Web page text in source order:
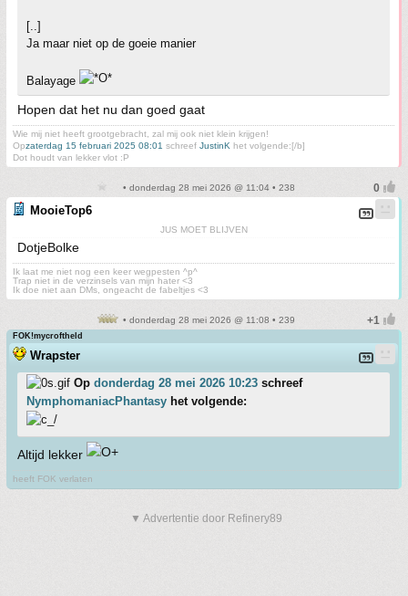
[..]
Ja maar niet op de goeie manier
Balayage
Hopen dat het nu dan goed gaat
Wie mij niet heeft grootgebracht, zal mij ook niet klein krijgen!
Opzaterdag 15 februari 2025 08:01 schreef JustinK het volgende:[/b]
Dot houdt van lekker vlot :P
• donderdag 28 mei 2026 @ 11:04 • 238
MooieTop6
JUS MOET BLIJVEN
DotjeBolke
Ik laat me niet nog een keer wegpesten ^p^
Trap niet in de verzinsels van mijn hater <3
Ik doe niet aan DMs, ongeacht de fabeltjes <3
• donderdag 28 mei 2026 @ 11:08 • 239
FOK!mycroftheld
Wrapster
Op donderdag 28 mei 2026 10:23 schreef
NymphomaniacPhantasy het volgende:
Altijd lekker
heeft FOK verlaten
▼ Advertentie door Refinery89